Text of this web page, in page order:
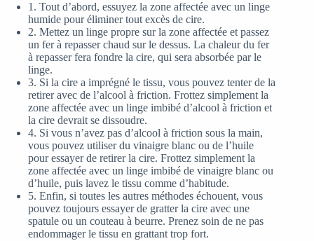
1. Tout d’abord, essuyez la zone affectée avec un linge
humide pour éliminer tout excès de cire.
2. Mettez un linge propre sur la zone affectée et passez
un fer à repasser chaud sur le dessus. La chaleur du fer
à repasser fera fondre la cire, qui sera absorbée par le
linge.
3. Si la cire a imprégné le tissu, vous pouvez tenter de la
retirer avec de l’alcool à friction. Frottez simplement la
zone affectée avec un linge imbibé d’alcool à friction et
la cire devrait se dissoudre.
4. Si vous n’avez pas d’alcool à friction sous la main,
vous pouvez utiliser du vinaigre blanc ou de l’huile
pour essayer de retirer la cire. Frottez simplement la
zone affectée avec un linge imbibé de vinaigre blanc ou
d’huile, puis lavez le tissu comme d’habitude.
5. Enfin, si toutes les autres méthodes échouent, vous
pouvez toujours essayer de gratter la cire avec une
spatule ou un couteau à beurre. Prenez soin de ne pas
endommager le tissu en grattant trop fort.